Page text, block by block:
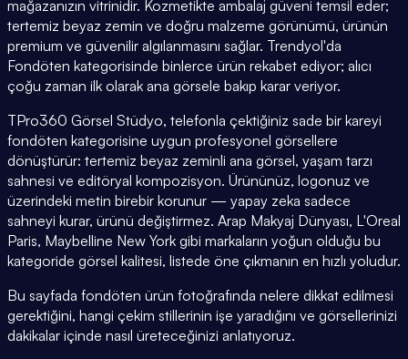
mağazanızın vitrinidir. Kozmetikte ambalaj güveni temsil eder;
tertemiz beyaz zemin ve doğru malzeme görünümü, ürünün
premium ve güvenilir algılanmasını sağlar. Trendyol'da
Fondöten kategorisinde binlerce ürün rekabet ediyor; alıcı
çoğu zaman ilk olarak ana görsele bakıp karar veriyor.
TPro360 Görsel Stüdyo, telefonla çektiğiniz sade bir kareyi
fondöten kategorisine uygun profesyonel görsellere
dönüştürür: tertemiz beyaz zeminli ana görsel, yaşam tarzı
sahnesi ve editöryal kompozisyon. Ürününüz, logonuz ve
üzerindeki metin birebir korunur — yapay zeka sadece
sahneyi kurar, ürünü değiştirmez. Arap Makyaj Dünyası, L'Oreal
Paris, Maybelline New York gibi markaların yoğun olduğu bu
kategoride görsel kalitesi, listede öne çıkmanın en hızlı yoludur.
Bu sayfada fondöten ürün fotoğrafında nelere dikkat edilmesi
gerektiğini, hangi çekim stillerinin işe yaradığını ve görsellerinizi
dakikalar içinde nasıl üreteceğinizi anlatıyoruz.